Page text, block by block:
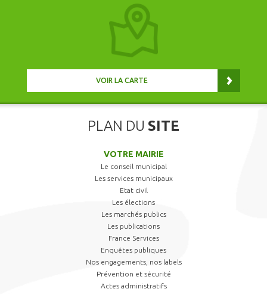
VOIR LA CARTE
PLAN DU SITE
VOTRE MAIRIE
Le conseil municipal
Les services municipaux
Etat civil
Les élections
Les marchés publics
Les publications
France Services
Enquêtes publiques
Nos engagements, nos labels
Prévention et sécurité
Actes administratifs